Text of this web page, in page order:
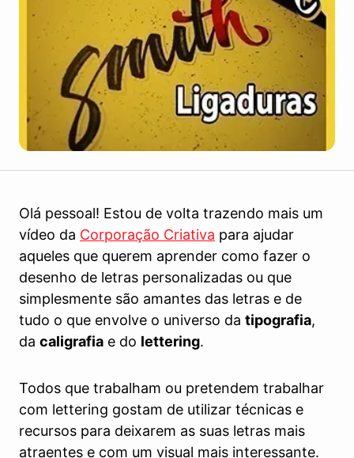
Olá pessoal! Estou de volta trazendo mais um
vídeo da Corporação Criativa para ajudar
aqueles que querem aprender como fazer o
desenho de letras personalizadas ou que
simplesmente são amantes das letras e de
tudo o que envolve o universo da tipografia,
da caligrafia e do lettering.
Todos que trabalham ou pretendem trabalhar
com lettering gostam de utilizar técnicas e
recursos para deixarem as suas letras mais
atraentes e com um visual mais interessante.